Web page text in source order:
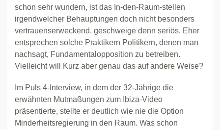
schon sehr wundern, ist das In-den-Raum-stellen
irgendwelcher Behauptungen doch nicht besonders
vertrauenserweckend, geschweige denn seriös. Eher
entsprechen solche Praktikern Politikern, denen man
nachsagt, Fundamentalopposition zu betreiben.
Vielleicht will Kurz aber genau das auf andere Weise?
Im Puls 4-Interview, in dem der 32-Jährige die
erwähnten Mutmaßungen zum Ibiza-Video
präsentierte, stellte er deutlich wie nie die Option
Minderheitsregierung in den Raum. Was schon